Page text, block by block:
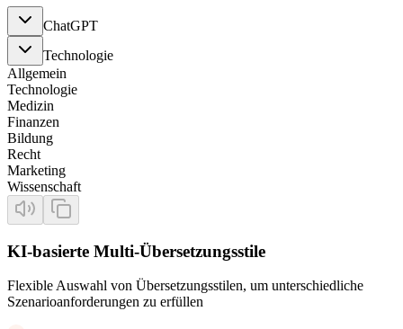
ChatGPT
Technologie
Allgemein
Technologie
Medizin
Finanzen
Bildung
Recht
Marketing
Wissenschaft
KI-basierte Multi-Übersetzungsstile
Flexible Auswahl von Übersetzungsstilen, um unterschiedliche
Szenarioanforderungen zu erfüllen